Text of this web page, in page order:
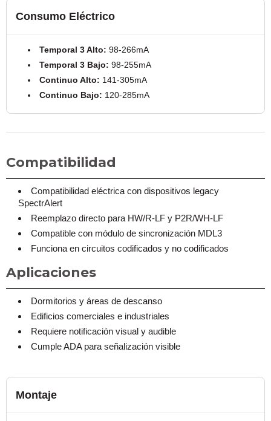
Consumo Eléctrico
Temporal 3 Alto: 98-266mA
Temporal 3 Bajo: 98-255mA
Continuo Alto: 141-305mA
Continuo Bajo: 120-285mA
Compatibilidad
Compatibilidad eléctrica con dispositivos legacy
SpectrAlert
Reemplazo directo para HW/R-LF y P2R/WH-LF
Compatible con módulo de sincronización MDL3
Funciona en circuitos codificados y no codificados
Aplicaciones
Dormitorios y áreas de descanso
Edificios comerciales e industriales
Requiere notificación visual y audible
Cumple ADA para señalización visible
Montaje